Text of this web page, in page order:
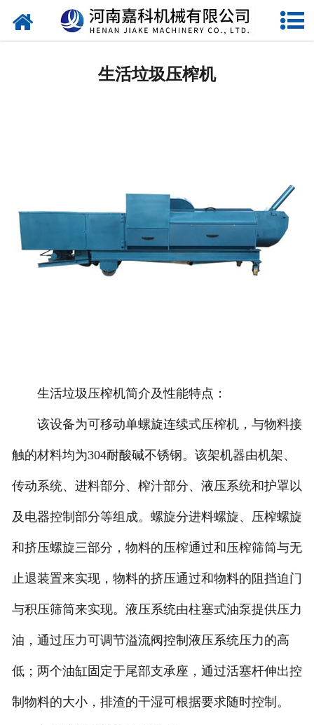
网站首页
石榴剥皮机
过滤机
水果处理设备
生活垃圾压榨机
生活垃圾压榨机简介及性能特点：
该设备为可移动单螺旋连续式压榨机，与物料接
触的材料均为304耐酸碱不锈钢。该架机器由机架、
传动系统、进料部分、榨汁部分、液压系统和护罩以
及电器控制部分等组成。螺旋分进料螺旋、压榨螺旋
和挤压螺旋三部分，物料的压榨通过和压榨筛筒与无
止退装置来实现，物料的挤压通过和物料的阻挡迫门
与积压筛筒来实现。液压系统由柱塞式油泵提供压力
油，通过压力可调节溢流阀控制液压系统压力的高
低；两个油缸固定于尾部支承座，通过活塞杆伸出控
制物料的大小，排渣的干湿可根据要求随时控制。